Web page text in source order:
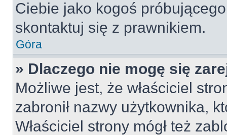
Ciebie jako kogoś
skontaktuj się z prawnikiem.
Góra
» Dlaczego nie mogę się
Możliwe jest, że właściciel
zabronił nazwy użytkownika,
Właściciel strony mógł też